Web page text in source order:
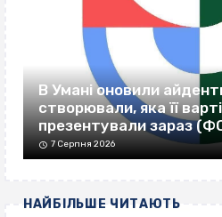
В Умані оновили
створювали, яка її
презентували зараз
7 Серпня 2026
НАЙБІЛЬШЕ ЧИТАЮТЬ